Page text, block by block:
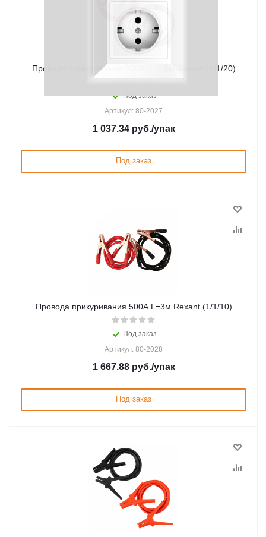
Провода прикуривания 200А L=2,5м Rexant (1/1/20)
Под заказ
Артикул: 80-2027
1 037.34руб./упак
Под заказ
Провода прикуривания 500А L=3м Rexant (1/1/10)
Под заказ
Артикул: 80-2028
1 667.88руб./упак
Под заказ